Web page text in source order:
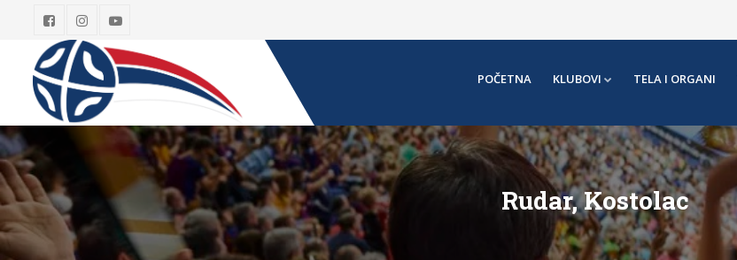
POČETNA KLUBOVI TELA I ORGANI
Rudar, Kostolac